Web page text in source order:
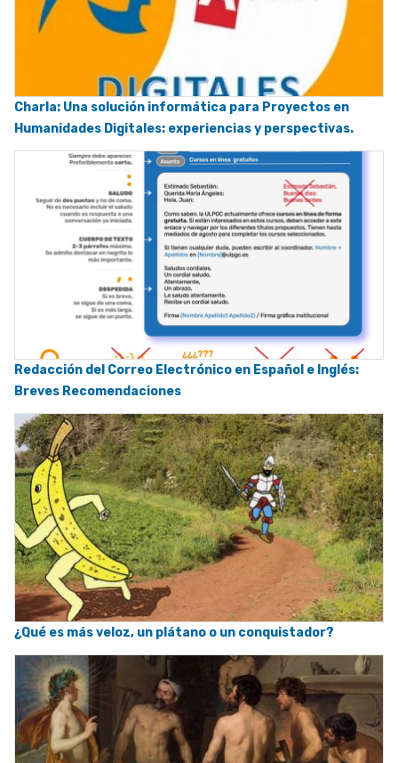
Charla: Una solución informática para Proyectos en
Humanidades Digitales: experiencias y perspectivas.
Redacción del Correo Electrónico en Español e Inglés:
Breves Recomendaciones
¿Qué es más veloz, un plátano o un conquistador?